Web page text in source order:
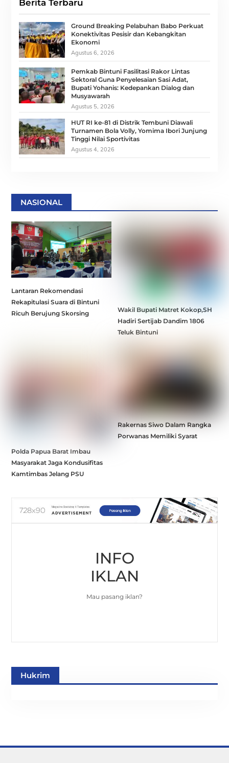
Berita Terbaru
Ground Breaking Pelabuhan Babo Perkuat
Konektivitas Pesisir dan Kebangkitan
Ekonomi
Agustus 6, 2026
Pemkab Bintuni Fasilitasi Rakor Lintas
Sektoral Guna Penyelesaian Sasi Adat,
Bupati Yohanis: Kedepankan Dialog dan
Musyawarah
Agustus 5, 2026
HUT RI ke-81 di Distrik Tembuni Diawali
Turnamen Bola Volly, Yomima Ibori Junjung
Tinggi Nilai Sportivitas
Agustus 4, 2026
NASIONAL
Lantaran Rekomendasi
Rekapitulasi Suara di Bintuni
Ricuh Berujung Skorsing
Wakil Bupati Matret Kokop,SH
Hadiri Sertijab Dandim 1806
Teluk Bintuni
Polda Papua Barat Imbau
Masyarakat Jaga Kondusifitas
Kamtimbas Jelang PSU
Rakernas Siwo Dalam Rangka
Porwanas Memiliki Syarat
INFO
IKLAN
Mau pasang iklan?
Hukrim